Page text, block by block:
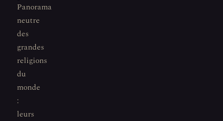
Panorama
neutre
des
grandes
religions
du
monde
:
leurs